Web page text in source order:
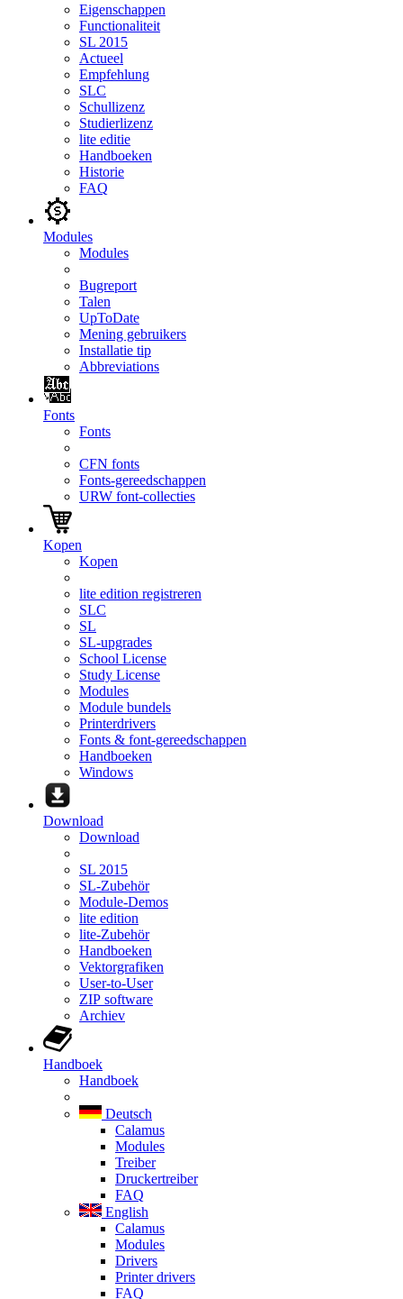
Eigenschappen
Functionaliteit
SL 2015
Actueel
Empfehlung
SLC
Schullizenz
Studierlizenz
lite editie
Handboeken
Historie
FAQ
Modules
Modules
Bugreport
Talen
UpToDate
Mening gebruikers
Installatie tip
Abbreviations
Fonts
Fonts
CFN fonts
Fonts-gereedschappen
URW font-collecties
Kopen
Kopen
lite edition registreren
SLC
SL
SL-upgrades
School License
Study License
Modules
Module bundels
Printerdrivers
Fonts & font-gereedschappen
Handboeken
Windows
Download
Download
SL 2015
SL-Zubehör
Module-Demos
lite edition
lite-Zubehör
Handboeken
Vektorgrafiken
User-to-User
ZIP software
Archiev
Handboek
Handboek
Deutsch
Calamus
Modules
Treiber
Druckertreiber
FAQ
English
Calamus
Modules
Drivers
Printer drivers
FAQ